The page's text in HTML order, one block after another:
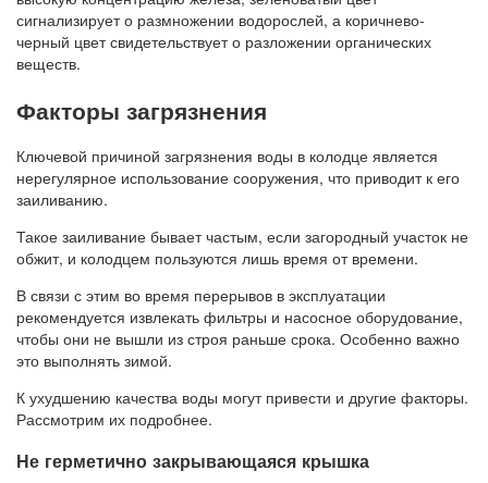
сигнализирует о размножении водорослей, а коричнево-
черный цвет свидетельствует о разложении органических
веществ.
Факторы загрязнения
Ключевой причиной загрязнения воды в колодце является
нерегулярное использование сооружения, что приводит к его
заиливанию.
Такое заиливание бывает частым, если загородный участок не
обжит, и колодцем пользуются лишь время от времени.
В связи с этим во время перерывов в эксплуатации
рекомендуется извлекать фильтры и насосное оборудование,
чтобы они не вышли из строя раньше срока. Особенно важно
это выполнять зимой.
К ухудшению качества воды могут привести и другие факторы.
Рассмотрим их подробнее.
Не герметично закрывающаяся крышка